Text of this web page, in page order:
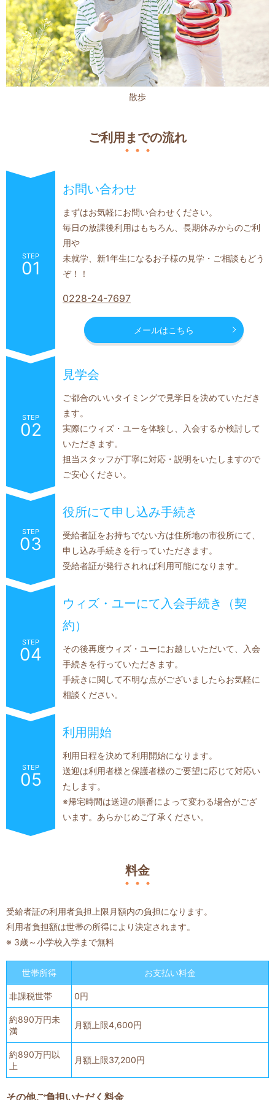
散歩
ご利用までの流れ
STEP
01
お問い合わせ
まずはお気軽にお問い合わせください。
毎日の放課後利用はもちろん、長期休みからのご利
用や
未就学、新1年生になるお子様の見学・ご相談もどう
ぞ！！
0228-24-7697
メールはこちら
STEP
02
見学会
ご都合のいいタイミングで見学日を決めていただき
ます。
実際にウィズ・ユーを体験し、入会するか検討して
いただきます。
担当スタッフが丁寧に対応・説明をいたしますので
ご安心ください。
STEP
03
役所にて申し込み手続き
受給者証をお持ちでない方は住所地の市役所にて、
申し込み手続きを行っていただきます。
受給者証が発行されれば利用可能になります。
STEP
04
ウィズ・ユーにて入会手続き（契
約）
その後再度ウィズ・ユーにお越しいただいて、入会
手続きを行っていただきます。
手続きに関して不明な点がございましたらお気軽に
相談ください。
STEP
05
利用開始
利用日程を決めて利用開始になります。
送迎は利用者様と保護者様のご要望に応じて対応い
たします。
※帰宅時間は送迎の順番によって変わる場合がござ
います。あらかじめご了承ください。
料金
受給者証の利用者負担上限月額内の負担になります。
利用者負担額は世帯の所得により決定されます。
※ 3歳～小学校入学まで無料
世帯所得 お支払い料金
非課税世帯 0円
約890万円未
満
月額上限4,600円
約890万円以
上
月額上限37,200円
その他ご負担いただく料金